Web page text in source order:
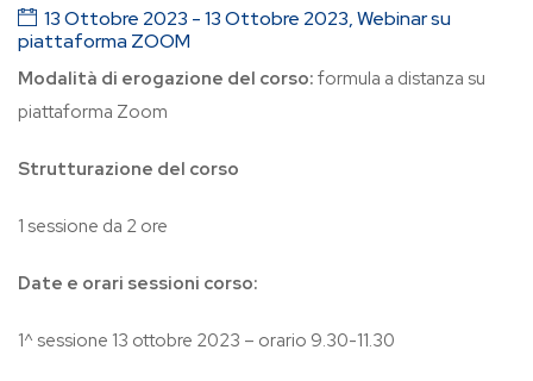
13 Ottobre 2023 - 13 Ottobre 2023, Webinar su
piattaforma ZOOM
Modalità di erogazione del corso: formula a distanza su
piattaforma Zoom
Strutturazione del corso
1 sessione da 2 ore
Date e orari sessioni corso:
1^ sessione 13 ottobre 2023 – orario 9.30-11.30